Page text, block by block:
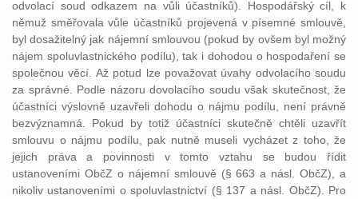
odvolací soud odkazem na vůli účastníků). Hospodářský cíl, k
němuž směřovala vůle účastníků projevená v písemné smlouvě,
byl dosažitelný jak nájemní smlouvou (pokud by ovšem byl možný
nájem spoluvlastnického podílu), tak i dohodou o hospodaření se
společnou věcí. Až potud lze považovat úvahy odvolacího soudu
za správné. Podle názoru dovolacího soudu však skutečnost, že
účastníci výslovně uzavřeli dohodu o nájmu podílu, není právně
bezvýznamná. Pokud by totiž účastníci skutečně chtěli uzavřít
smlouvu o nájmu podílu, pak nutně museli vycházet z toho, že
jejich práva a povinnosti v tomto vztahu se budou řídit
ustanoveními ObčZ o nájemní smlouvě (§ 663 a násl. ObčZ), a
nikoliv ustanoveními o spoluvlastnictví (§ 137 a násl. ObčZ). Pro